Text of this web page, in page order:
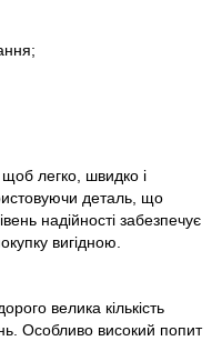
легко, швидко і
деталь, що
надійності забезпечує
вигідною.
велика кількість
Особливо високий попит